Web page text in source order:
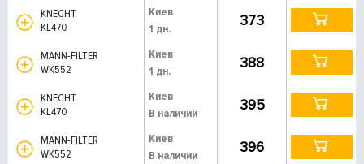
KNECHT
KL470
Киев
1 дн.
373
MANN-FILTER
WK552
Киев
1 дн.
388
KNECHT
KL470
Киев
В наличии
395
MANN-FILTER
WK552
Киев
В наличии
396